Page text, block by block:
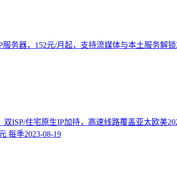
务器，152元/月起，支持流媒体与本土服务解锁
双ISP/住宅原生IP加持，高速线路覆盖亚太欧美
每季2023-08-19